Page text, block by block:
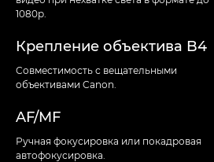
1080p.
Крепление объектива B4
Совместимость с вещательными
объективами Canon.
AF/MF
Ручная фокусировка или покадровая
автофокусировка.